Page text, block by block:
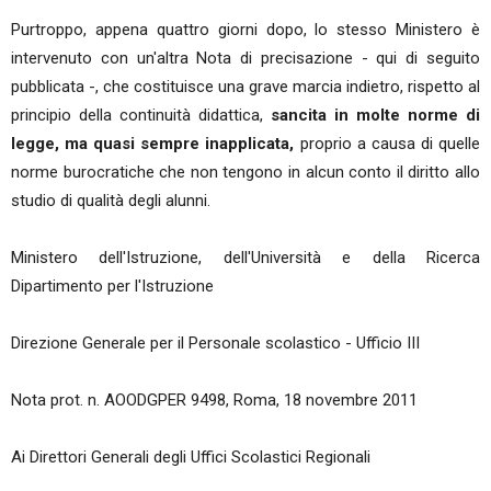
Purtroppo, appena quattro giorni dopo, lo stesso Ministero è
intervenuto con un'altra Nota di precisazione - qui di seguito
pubblicata -, che costituisce una grave marcia indietro, rispetto al
principio della continuità didattica, sancita in molte norme di
legge, ma quasi sempre inapplicata, proprio a causa di quelle
norme burocratiche che non tengono in alcun conto il diritto allo
studio di qualità degli alunni.
Ministero dell'Istruzione, dell'Università e della Ricerca
Dipartimento per l'Istruzione
Direzione Generale per il Personale scolastico - Ufficio III
Nota prot. n. AOODGPER 9498, Roma, 18 novembre 2011
Ai Direttori Generali degli Uffici Scolastici Regionali